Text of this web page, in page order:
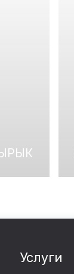
Услуги